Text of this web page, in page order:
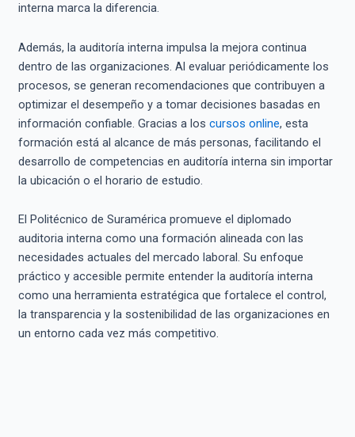
interna marca la diferencia.
Además, la auditoría interna impulsa la mejora continua
dentro de las organizaciones. Al evaluar periódicamente los
procesos, se generan recomendaciones que contribuyen a
optimizar el desempeño y a tomar decisiones basadas en
información confiable. Gracias a los cursos online, esta
formación está al alcance de más personas, facilitando el
desarrollo de competencias en auditoría interna sin importar
la ubicación o el horario de estudio.
El Politécnico de Suramérica promueve el diplomado
auditoria interna como una formación alineada con las
necesidades actuales del mercado laboral. Su enfoque
práctico y accesible permite entender la auditoría interna
como una herramienta estratégica que fortalece el control,
la transparencia y la sostenibilidad de las organizaciones en
un entorno cada vez más competitivo.